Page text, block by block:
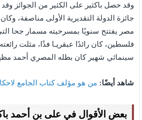
وقد حصل باكثير على الكثير من الجوائز
جائزة الدولة التقديرية الأولى مناصفة،
مصر يفتتح سنويًا بمسرحيته مسمار جحا التي
فلسطين، كان رائدًا عبقريـا فذًا، مثلت
سينمائي شهير كان بطله المصري أحمد
شاهد أيضًا: من هو مؤلف كتاب الجامع
بعض الأقوال في على بن أحمد